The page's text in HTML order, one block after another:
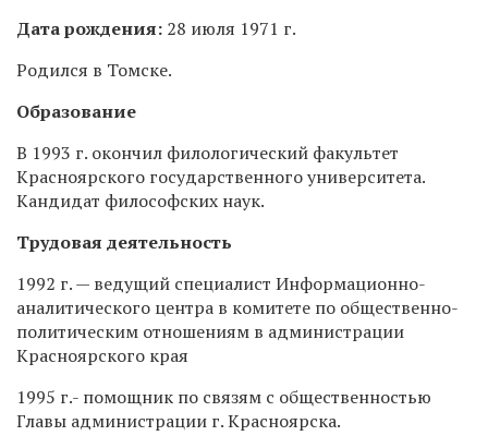
Дата рождения: 28 июля 1971 г.
Родился в Томске.
Образование
В 1993 г. окончил филологический факультет
Красноярского государственного университета.
Кандидат философских наук.
Трудовая деятельность
1992 г. — ведущий специалист Информационно-
аналитического центра в комитете по общественно-
политическим отношениям в администрации
Красноярского края
1995 г.- помощник по связям с общественностью
Главы администрации г. Красноярска.